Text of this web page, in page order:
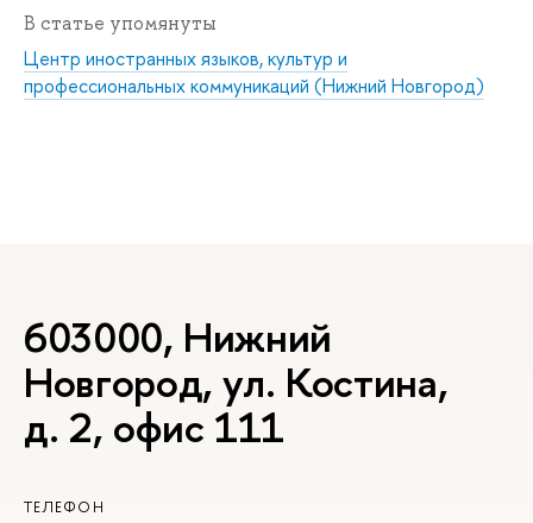
В статье упомянуты
Центр иностранных языков, культур и
профессиональных коммуникаций (Нижний Новгород)
603000, Нижний
Новгород, ул. Костина,
д. 2, офис 111
ТЕЛЕФОН